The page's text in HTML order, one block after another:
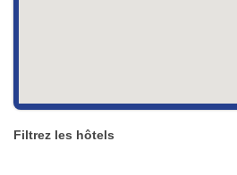
Filtrez les hôtels